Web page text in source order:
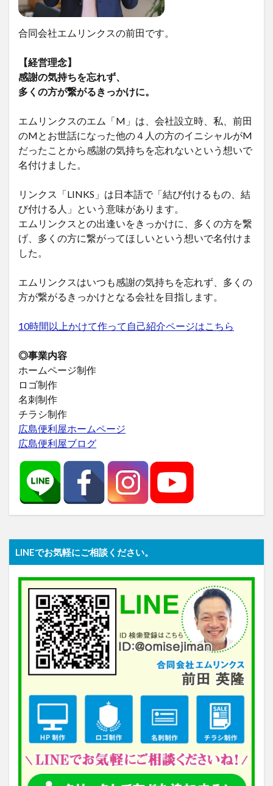
合同会社エムリンクスの前田です。
【経営理念】
感謝の気持ちを忘れず、
多くの方が繋がるきっかけに。
エムリンクスのエム「M」は、会社設立時、私、前田
のMとお世話になった他の４人の方のイニシャルがM
だったことから感謝の気持ちを忘れないという想いで
名付けました。
リンクス「LINKS」は日本語で「結び付けるもの、結
び付ける人」という意味があります。
エムリンクスとの出逢いをきっかけに、多くの方を繋
げ、多くの方に繋がってほしいという想いで名付けま
した。
エムリンクスはいつも感謝の気持ちを忘れず、多くの
方が繋がるきっかけとなる会社を目指します。
10時間以上かけて作って自己紹介ページはこちら
◎事業内容
ホームページ制作
ロゴ制作
名刺制作
チラシ制作
広島便利屋ホームページ
広島便利屋ブログ
LINEでお気軽にご相談ください。